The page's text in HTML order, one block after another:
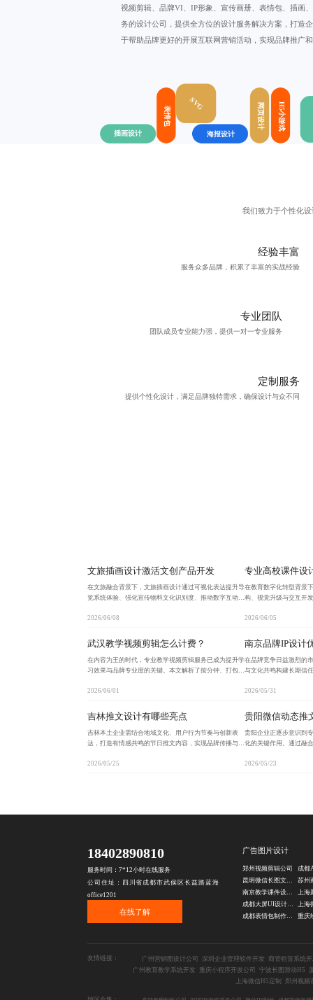
视频剪辑、品牌VI、IP形象、宣传画册、表情包、插画
务的设计公司，提供全方位的设计服务解决方案，打造
于帮助品牌更好的开展互联网营销活动，实现品牌推广
插画设计
表情包
SVG
海报设计
网页设计 H5小游戏
我们致力于个性化
经验丰富
服务众多品牌，积累了丰富的实战经验
专业团队
团队成员专业能力强，提供一对一专业服务
定制服务
提供个性化设计 ，满足品牌独特需求，确保设计与众不同
文旅插画设计激活文创产品开发
在文旅融合背景下，文旅插画设计通过可视化表达提升导
览系统体验、强化宣传物料文化识别度、推动数字互动创
力，实现文化传承与商业价值的双重突破。
2026/06/08
专业高校课件设
在教育数字化转型背景
构、视觉升级与交互开
率。专业团队结合学科
2026/06/05
武汉教学视频剪辑怎么计费？
在内容为王的时代，专业教学视频剪辑服务已成为提升学
习效果与品牌专业度的关键。本文解析了按分钟、打包项
指南与选择标准，强调透明定价与高效交付的重要性，助
2026/06/01
南京品牌IP设计
在品牌竞争日益激烈的
与文化共鸣构建长期信
征、故事背景和延展能
2026/05/31
吉林推文设计有哪些亮点
吉林本土企业需结合地域文化、用户行为节奏与创新表
达，打造有情感共鸣的节日推文内容，实现品牌传播与用
素，匹配清晨与晚间推送高峰，融合短视频、H5互动等
2026/05/25
贵阳微信动态推
贵阳企业正逐步意识到
化的关键作用。通过融
见’到‘被行动’的跃迁。
2026/05/23
18402890810
服务时间：7*12小时在线服务
公司住址：四川省成都市武侯区长益路蓝海
office1201
在线了解
广告图片设计
郑州视频剪辑公司
昆明微信长图文设计公司
南京教学课件设计公司
成都大屏UI设计公司
成都表情包制作公司
友情链接： 广州营销图设计公司 深圳企业管理软件开发 商管租赁系统
广州教育教学系统开发 重庆小程序开发公司 宁波长图滑动H5
上海微信H5定制
郑州视频